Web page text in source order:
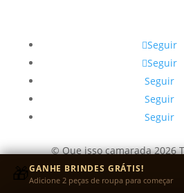
Seguir
Seguir
Seguir
Seguir
Seguir
© Que isso camarada 2026
Reservados.
CNPJ: 49.405.292/
🎁GANHE BRINDES GRÁTIS!
Adicione 2 peças de roupa para começar